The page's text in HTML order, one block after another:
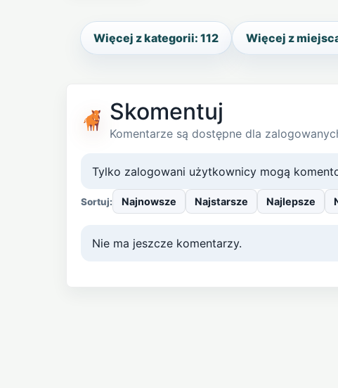
Więcej z kategorii: 112 Więcej z
Skomentuj
Komentarze są dostępne dla
Tylko zalogowani użytkownicy mogą
Sortuj: Najnowsze Najstarsze Najlepsze
Nie ma jeszcze komentarzy.